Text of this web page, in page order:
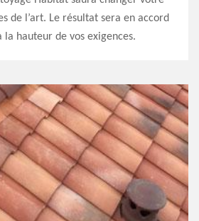
de l’art. Le résultat sera en accord
la hauteur de vos exigences.